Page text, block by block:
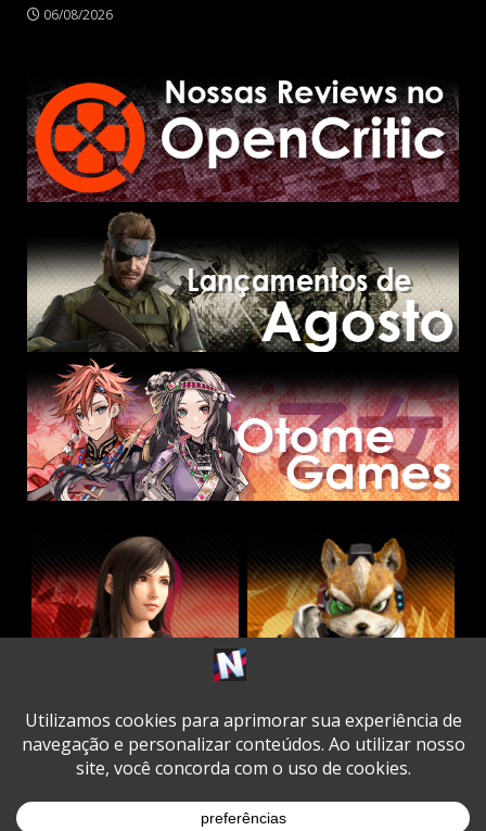
06/08/2026
TwitterFacebook
Instagram
YoutubeSpotifyCookie